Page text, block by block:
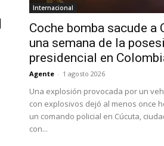
Internacional
Coche bomba sacude a
una semana de la
presidencial en
Agente - 1 agosto 2026
Una explosión provocada por un
con explosivos dejó al menos once
un comando policial en Cúcuta,
con...